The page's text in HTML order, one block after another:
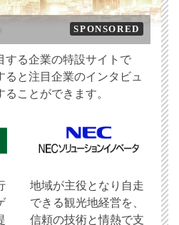
SPONSORED
する企業の特設サイトで
と注目企業のインタビュ
ことができます。
地域が主役となり自走
できる観光地経営を、
信頼の技術と情熱で支